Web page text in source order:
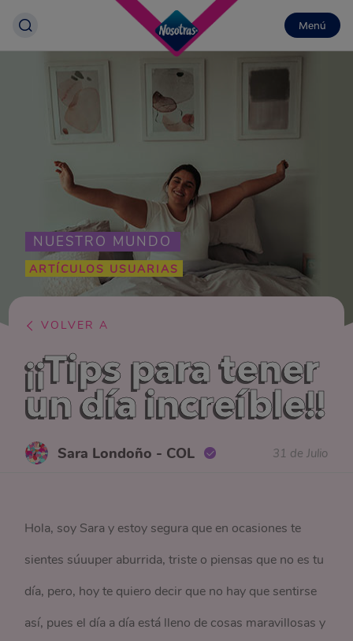
Menú
NUESTRO MUNDO
ARTÍCULOS USUARIAS
VOLVER A
¡¡Tips para tener
un día increíble!!
Sara Londoño - COL 31 de Julio
Hola, soy Sara y estoy segura que en ocasiones te
sientes súuuper aburrida, triste o piensas que no es tu
día, pero, hoy te quiero decir que no hay que sentirse
así, pues el día a día está lleno de cosas maravillosas y